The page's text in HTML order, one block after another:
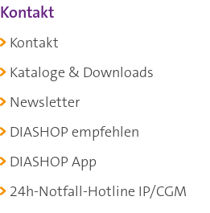
Kontakt
Kontakt
Kataloge & Downloads
Newsletter
DIASHOP empfehlen
DIASHOP App
24h-Notfall-Hotline IP/CGM